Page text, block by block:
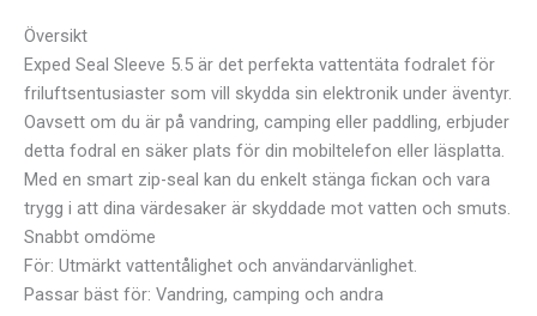
Översikt
Exped Seal Sleeve 5.5 är det perfekta vattentäta fodralet för
friluftsentusiaster som vill skydda sin elektronik under äventyr.
Oavsett om du är på vandring, camping eller paddling, erbjuder
detta fodral en säker plats för din mobiltelefon eller läsplatta.
Med en smart zip-seal kan du enkelt stänga fickan och vara
trygg i att dina värdesaker är skyddade mot vatten och smuts.
Snabbt omdöme
För: Utmärkt vattentålighet och användarvänlighet.
Passar bäst för: Vandring, camping och andra